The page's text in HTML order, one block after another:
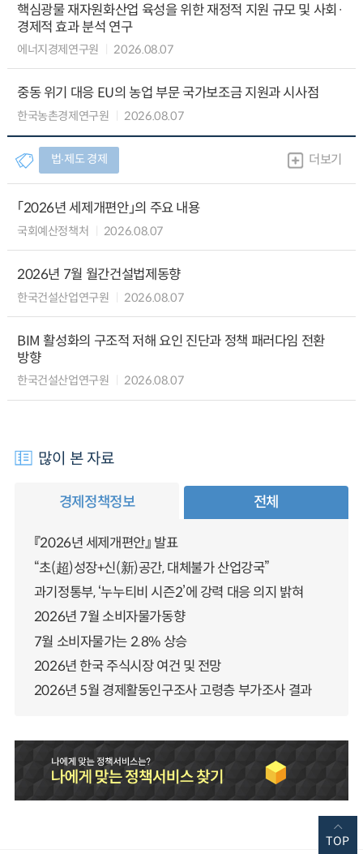
핵심광물 재자원화산업 육성을 위한 재정적 지원 규모 및 사회·
경제적 효과 분석 연구
에너지경제연구원 2026.08.07
중동 위기 대응 EU의 농업 부문 국가보조금 지원과 시사점
한국농촌경제연구원 2026.08.07
법∙제도 경제 더보기
「2026년 세제개편안」의 주요 내용
국회예산정책처 2026.08.07
2026년 7월 월간건설법제동향
한국건설산업연구원 2026.08.07
BIM 활성화의 구조적 저해 요인 진단과 정책 패러다임 전환
방향
한국건설산업연구원 2026.08.07
많이 본 자료
경제정책정보 전체
『2026년 세제개편안』 발표
“초(超)성장+신(新)공간, 대체불가 산업강국”
과기정통부, ‘누누티비 시즌2’에 강력 대응 의지 밝혀
2026년 7월 소비자물가동향
7월 소비자물가는 2.8% 상승
2026년 한국 주식시장 여건 및 전망
2026년 5월 경제활동인구조사 고령층 부가조사 결과
TOP